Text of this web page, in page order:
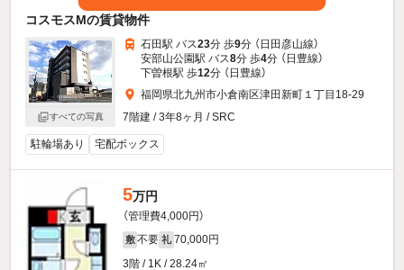
コスモスMの賃貸物件
すべての写真
石田駅 バス23分 歩9分 （日田彦山線）
安部山公園駅 バス8分 歩4分 （日豊線）
下曽根駅 歩12分 （日豊線）
福岡県北九州市小倉南区津田新町１丁目18-29
7階建 / 3年8ヶ月 / SRC
駐輪場あり 宅配ボックス
5万円
（管理費4,000円）
敷 不要 礼 70,000円
3階 / 1K / 28.24㎡